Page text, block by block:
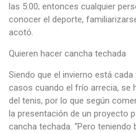
las 5:00; entonces cualquier
conocer el deporte,
acotó.
Quieren hacer cancha techada
Siendo que el invierno está
casos cuando el frío arrecia, se
del tenis, por lo que según
la presentación de un proyecto
cancha techada. “Pero teniendo